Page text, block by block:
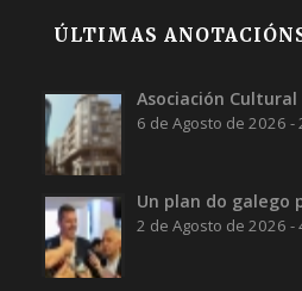
ÚLTIMAS
Asociación Cultural
6 de Agosto de 2026 -
Un plan do galego
2 de Agosto de 2026 -